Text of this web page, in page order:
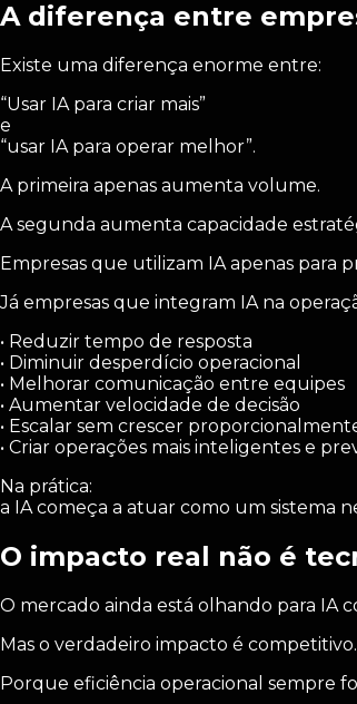
A diferença entre
Existe uma diferença enorme entre:
“Usar IA para criar mais”
e
“usar IA para operar melhor”.
A primeira apenas aumenta volume.
A segunda aumenta capacidade
Empresas que utilizam IA apenas para
Já empresas que integram IA na
• Reduzir tempo de resposta
• Diminuir desperdício operacional
• Melhorar comunicação entre equipes
• Aumentar velocidade de decisão
• Escalar sem crescer
• Criar operações mais inteligentes e
Na prática:
a IA começa a atuar como um sistema
O impacto real não é
O mercado ainda está olhando para IA
Mas o verdadeiro impacto é competitivo.
Porque eficiência operacional sempre